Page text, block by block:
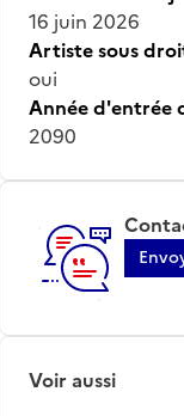
16 juin 2026
Artiste sous
oui
Année d'entrée
2090
Voir aussi